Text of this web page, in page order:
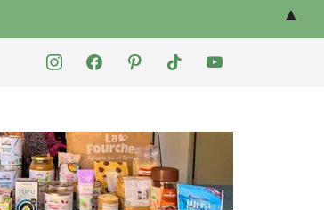
instagramfacebookpinteresttiktok youtube
▲